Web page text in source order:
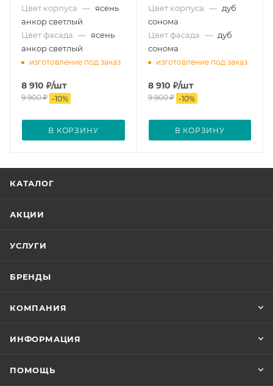
Цвет корпуса — ясень
анкор светлый
Цвет фасада — ясень
анкор светлый
изготовление под заказ
8 910 ₽/шт
9 900₽ -10%
В КОРЗИНУ
Цвет корпуса — дуб
сонома
Цвет фасада — дуб
сонома
изготовление под заказ
8 910 ₽/шт
9 900₽ -10%
В КОРЗИНУ
КАТАЛОГ
АКЦИИ
УСЛУГИ
БРЕНДЫ
КОМПАНИЯ
ИНФОРМАЦИЯ
ПОМОЩЬ